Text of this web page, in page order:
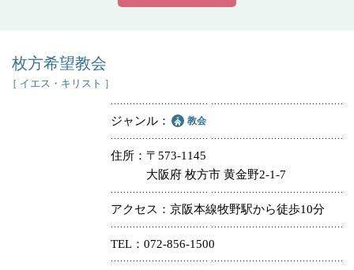
枚方希望教会
［ イエス・キリスト ］
ジャンル 教会
住所
〒573-1145
大阪府 枚方市 黄金野2-1-7
アクセス 京阪本線牧野駅から徒歩10分
TEL 072-856-1500